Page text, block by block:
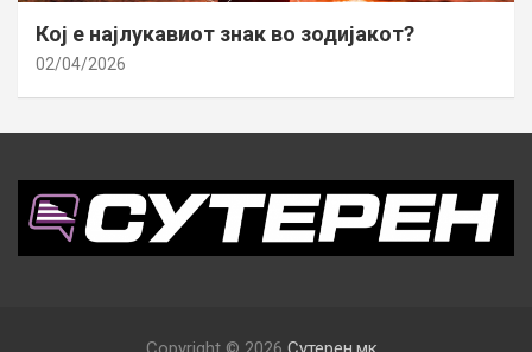
Кој е најлукавиот знак во зодијакот?
02/04/2026